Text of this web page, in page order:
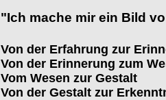
"Ich mache mir ein Bild
Von der Erfahrung zur
Von der Erinnerung zum
Vom Wesen zur Gestalt
Von der Gestalt zur